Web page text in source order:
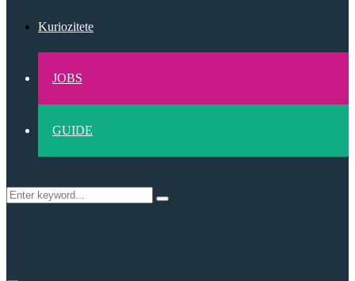
Kuriozitete
JOBS
GUIDE
Search
Search